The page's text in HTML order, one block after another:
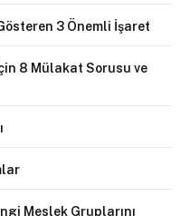
3 Önemli İşaret
8 Mülakat Sorusu ve
Meslek Gruplarını